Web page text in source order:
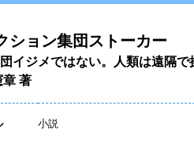
ション集団ストーカー
イジメではない。人類は遠隔で
章 著
小説